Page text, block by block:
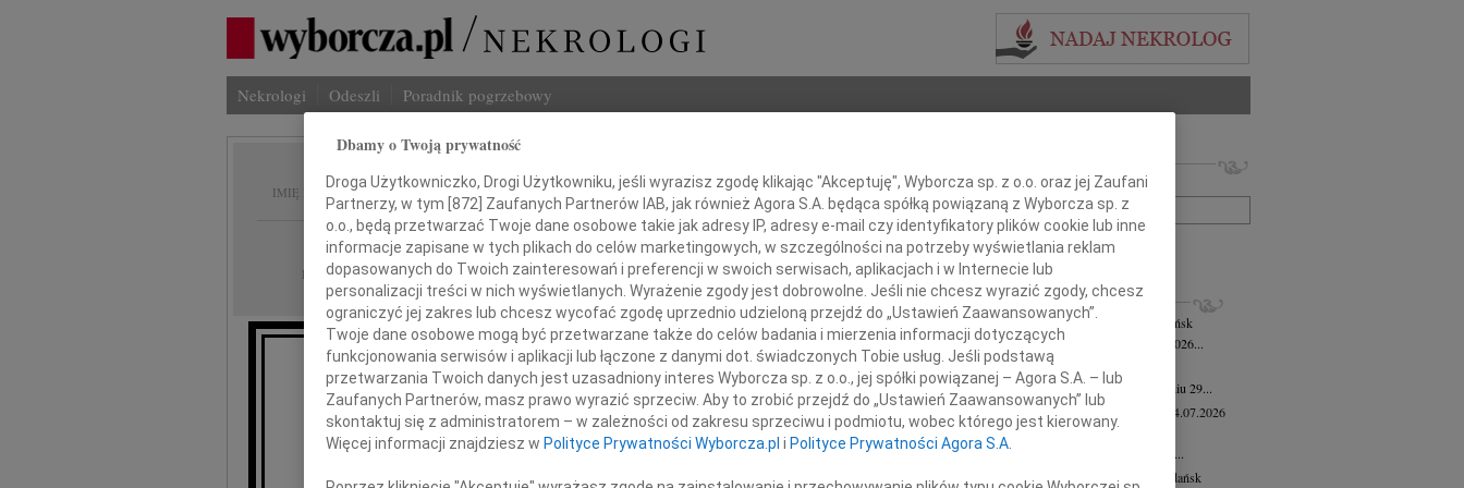
Nekrologi Odeszli Poradnik pogrzebowy
IMIĘ I NAZWISKO: Bolesław Ostrowski
REGION: Gdańsk
DATA EMISJI: 15.03.2019
Z głębokim żalem zawiadamiamy,
że w dniu 12 marca 2019 roku przeżywszy 87 lat
odszedł do Pana nasz ukochany Mąż, Tato i Dziadek
Imię i nazwisko lub numer ogłoszenia:
+ szukanie zaawansowane
INNE NEKROLOGI
Lubomira Bożyk wiek: 102 04.08.2026
Gdańsk
Z żalem zawiadamiamy, że w dniu 25 lipca 2026...
Henryk Klocek 28.07.2026
Z wielkim smutkiem zawiadamiamy, że w dniu 29...
Jadwiga Semmerling-Owczarska
24.07.2026
Gdańsk
Z głębokim żalem zawiadamiamy, że dnia 20...
Andrzej Krupowicz wiek: 87 16.07.2026
Gdańsk
Dbamy o Twoją prywatność
Droga Użytkowniczko, Drogi Użytkowniku, jeśli wyrazisz zgodę klikając "Akceptuję", Wyborcza sp. z o.o. oraz jej Zaufani
Partnerzy, w tym [872] Zaufanych Partnerów IAB, jak również Agora S.A. będąca spółką powiązaną z Wyborcza sp. z
o.o., będą przetwarzać Twoje dane osobowe takie jak adresy IP, adresy e-mail czy identyfikatory plików cookie lub inne
informacje zapisane w tych plikach do celów marketingowych, w szczególności na potrzeby wyświetlania reklam
dopasowanych do Twoich zainteresowań i preferencji w swoich serwisach, aplikacjach i w Internecie lub
personalizacji treści w nich wyświetlanych. Wyrażenie zgody jest dobrowolne. Jeśli nie chcesz wyrazić zgody, chcesz
ograniczyć jej zakres lub chcesz wycofać zgodę uprzednio udzieloną przejdź do „Ustawień Zaawansowanych”.
Twoje dane osobowe mogą być przetwarzane także do celów badania i mierzenia informacji dotyczących
funkcjonowania serwisów i aplikacji lub łączone z danymi dot. świadczonych Tobie usług. Jeśli podstawą
przetwarzania Twoich danych jest uzasadniony interes Wyborcza sp. z o.o., jej spółki powiązanej – Agora S.A. – lub
Zaufanych Partnerów, masz prawo wyrazić sprzeciw. Aby to zrobić przejdź do „Ustawień Zaawansowanych” lub
skontaktuj się z administratorem – w zależności od zakresu sprzeciwu i podmiotu, wobec którego jest kierowany.
Więcej informacji znajdziesz w Polityce Prywatności Wyborcza.pl i Polityce Prywatności Agora S.A.